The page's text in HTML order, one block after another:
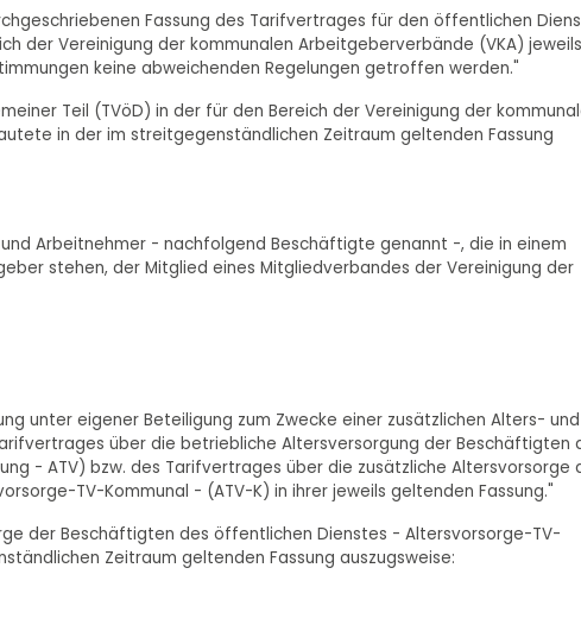
Fassung des Tarifvertrages für den öffentlichen
der Vereinigung der kommunalen Arbeitgeberverbände (VKA) jeweils
keine abweichenden Regelungen getroffen werden."
Teil (TVöD) in der für den Bereich der Vereinigung der
in der im streitgegenständlichen Zeitraum geltenden Fassung
Arbeitnehmer - nachfolgend Beschäftigte genannt -, die in einem
stehen, der Mitglied eines Mitgliedverbandes der Vereinigung der
unter eigener Beteiligung zum Zwecke einer zusätzlichen Alters- und
über die betriebliche Altersversorgung der Beschäftigten
- ATV) bzw. des Tarifvertrages über die zusätzliche Altersvorsorge
TV-Kommunal - (ATV-K) in ihrer jeweils geltenden Fassung."
der Beschäftigten des öffentlichen Dienstes - Altersvorsorge-TV-
Zeitraum geltenden Fassung auszugsweise: